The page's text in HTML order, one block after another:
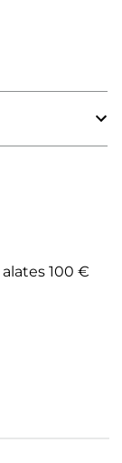
alates 100 €